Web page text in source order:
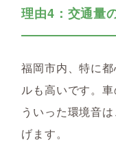
理由4：交通量
福岡市内、特に
ルも高いです。
ういった環境音
げます。